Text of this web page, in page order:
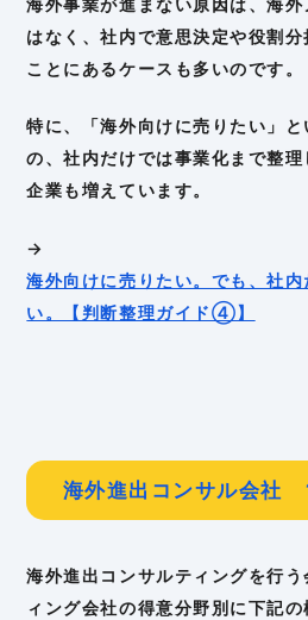
はなく、社内で意思決定や役割
ことにあるケースも多いのです。
特に、「海外向けに売りたい」
の、社内だけでは事業化まで整
企業も増えています。
→
海外向けに売りたい。でも、社
い。【判断整理ガイド④】
海外進出コンサル会社
海外進出コンサルティングを行
ィング会社の得意分野別に下記